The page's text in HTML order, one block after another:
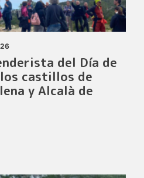
del Día de
castillos de
y Alcalà de